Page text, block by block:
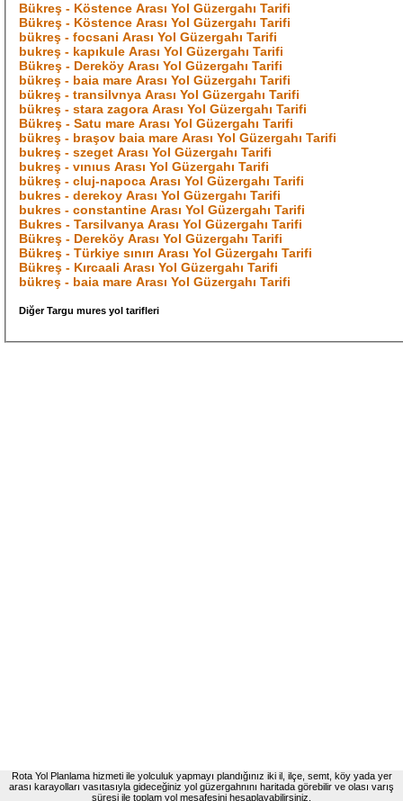
Bükreş - Köstence Arası Yol Güzergahı Tarifi
Bükreş - Köstence Arası Yol Güzergahı Tarifi
bükreş - focsani Arası Yol Güzergahı Tarifi
bukreş - kapıkule Arası Yol Güzergahı Tarifi
Bükreş - Dereköy Arası Yol Güzergahı Tarifi
bükreş - baia mare Arası Yol Güzergahı Tarifi
bükreş - transilvnya Arası Yol Güzergahı Tarifi
bükreş - stara zagora Arası Yol Güzergahı Tarifi
Bükreş - Satu mare Arası Yol Güzergahı Tarifi
bükreş - braşov baia mare Arası Yol Güzergahı Tarifi
bukreş - szeget Arası Yol Güzergahı Tarifi
bukreş - vınıus Arası Yol Güzergahı Tarifi
bükreş - cluj-napoca Arası Yol Güzergahı Tarifi
bukres - derekoy Arası Yol Güzergahı Tarifi
bukres - constantine Arası Yol Güzergahı Tarifi
Bukres - Tarsilvanya Arası Yol Güzergahı Tarifi
Bükreş - Dereköy Arası Yol Güzergahı Tarifi
Bükreş - Türkiye sınırı Arası Yol Güzergahı Tarifi
Bükreş - Kırcaali Arası Yol Güzergahı Tarifi
bükreş - baia mare Arası Yol Güzergahı Tarifi
Diğer Targu mures yol tarifleri
Rota Yol Planlama hizmeti ile yolculuk yapmayı plandığınız iki il, ilçe, semt, köy yada yer
arası karayolları vasıtasıyla gideceğiniz yol güzergahnını haritada görebilir ve olası varış
süresi ile toplam yol mesafesini hesaplayabilirsiniz.